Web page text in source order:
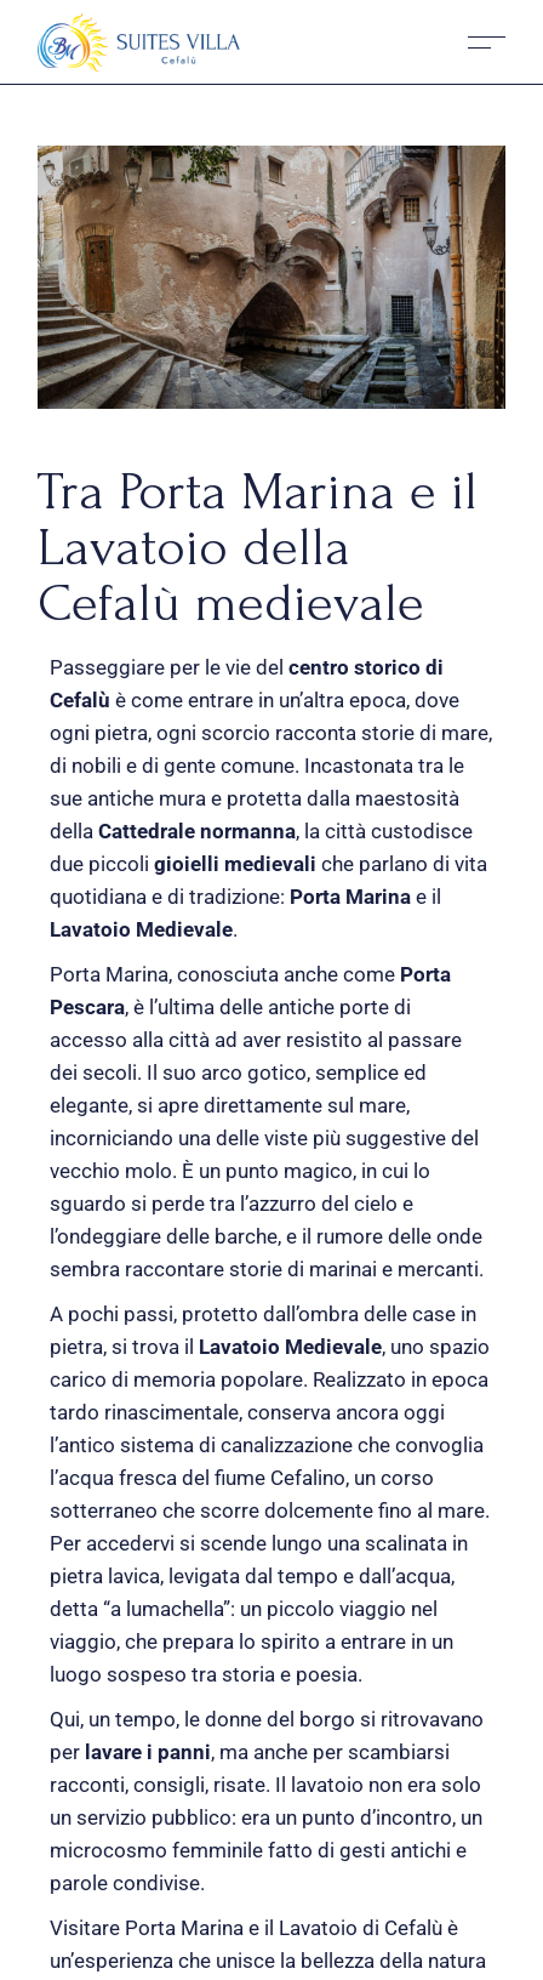
Tra Porta Marina e il
Lavatoio della
Cefalù medievale
Passeggiare per le vie delcentro storico di
Cefalù è come entrare in un’altra epoca, dove
ogni pietra, ogni scorcio racconta storie di mare,
di nobili e di gente comune. Incastonata tra le
sue antiche mura e protetta dalla maestosità
della Cattedrale normanna, la città custodisce
due piccoligioielli medievali che parlano di vita
quotidiana e di tradizione: Porta Marina e il
Lavatoio Medievale.
Porta Marina, conosciuta anche come Porta
Pescara, è l’ultima delle antiche porte di
accesso alla città ad aver resistito al passare
dei secoli. Il suo arco gotico, semplice ed
elegante, si apre direttamente sul mare,
incorniciando una delle viste più suggestive del
vecchio molo. È un punto magico, in cui lo
sguardo si perde tra l’azzurro del cielo e
l’ondeggiare delle barche, e il rumore delle onde
sembra raccontare storie di marinai e mercanti.
A pochi passi, protetto dall’ombra delle case in
pietra, si trova il Lavatoio Medievale, uno spazio
carico di memoria popolare. Realizzato in epoca
tardo rinascimentale, conserva ancora oggi
l’antico sistema di canalizzazione che convoglia
l’acqua fresca del fiume Cefalino, un corso
sotterraneo che scorre dolcemente fino al mare.
Per accedervi si scende lungo una scalinata in
pietra lavica, levigata dal tempo e dall’acqua,
detta “a lumachella”: un piccolo viaggio nel
viaggio, che prepara lo spirito a entrare in un
luogo sospeso tra storia e poesia.
Qui, un tempo, le donne del borgo si ritrovavano
per lavare i panni, ma anche per scambiarsi
racconti, consigli, risate. Il lavatoio non era solo
un servizio pubblico: era un punto d’incontro, un
microcosmo femminile fatto di gesti antichi e
parole condivise.
Visitare Porta Marina e il Lavatoio di Cefalù è
un’esperienza che unisce la bellezza della natura